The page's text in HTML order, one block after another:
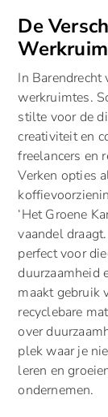
De
In Barendrecht
werkruimtes.
stilte voor de
creativiteit en
freelancers en
Verken opties
‘Het Groene
vaandel
perfect voor
duurzaamheid
maakt gebruik
recyclebare
over
plek waar je
leren en
ondernemen.